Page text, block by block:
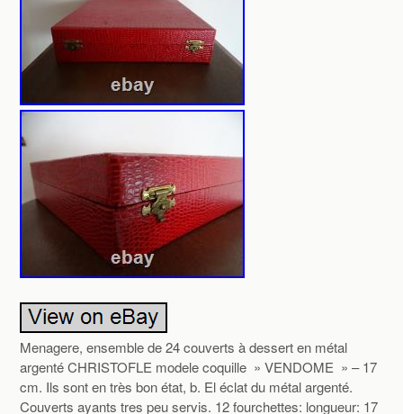
Menagere, ensemble de 24 couverts à dessert en métal
argenté CHRISTOFLE modele coquille » VENDOME » – 17
cm. Ils sont en très bon état, b. El éclat du métal argenté.
Couverts ayants tres peu servis. 12 fourchettes: longueur: 17